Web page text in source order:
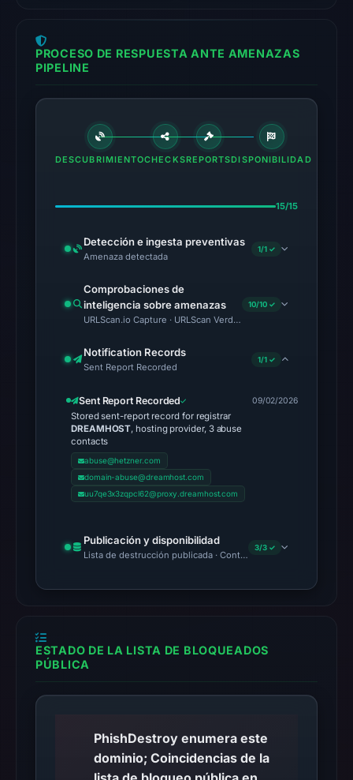
No
timestamped
response
available;
reachability
unverified.
observations:
No
blocklist
were
recorded
in
the
snapshot
from
6,
2026
06:20
OTX
0
pulse
references
on
PROCESO DE RESPUESTA ANTE AMENAZAS
PIPELINE
DESCUBRIMIENTOCHECKSREPORTSDISPONIBILIDAD
15/15
Detección e ingesta preventivas
Amenaza detectada
1/1 ✓
Comprobaciones de
inteligencia sobre amenazas
URLScan.io Capture · URLScan Verdict · Cloudflare Radar
10/10 ✓
Notification Records
Sent Report Recorded
1/1 ✓
Sent Report Recorded
Stored sent-report record for registrar
DREAMHOST, hosting provider, 3 abuse
contacts
abuse@hetzner.com
domain-abuse@dreamhost.com
uu7qe3x3zqpcl62@proxy.dreamhost.com
09/02/2026
Publicación y disponibilidad
Lista de destrucción publicada · Content Observed
3/3 ✓
ESTADO DE LA LISTA DE BLOQUEADOS
PÚBLICA
PhishDestroy enumera este
dominio; Coincidencias de la